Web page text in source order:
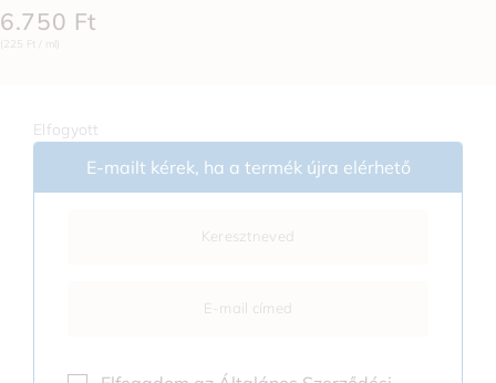
6.750 Ft
(225 Ft / ml)
Elfogyott
E-mailt kérek, ha a termék újra elérhető